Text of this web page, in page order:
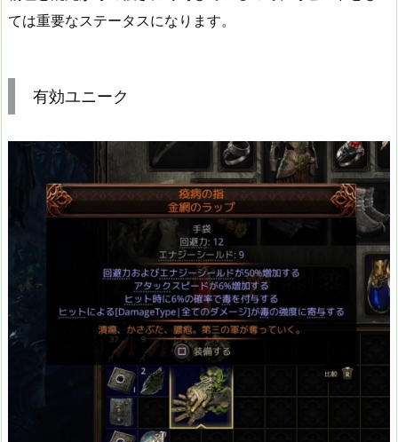
ては重要なステータスになります。
有効ユニーク